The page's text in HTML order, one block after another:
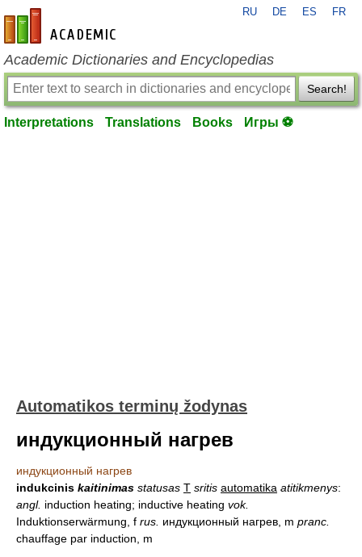
en-academic.com
RU DE ES FR
Academic Dictionaries and Encyclopedias
Search!
Interpretations Translations Books Игры ⚽
Automatikos terminų žodynas
индукционный нагрев
индукционный нагрев
indukcinis kaitinimas statusas T sritis automatika atitikmenys:
angl. induction heating; inductive heating vok.
Induktionserwärmung, f rus. индукционный нагрев, m pranc.
chauffage par induction, m